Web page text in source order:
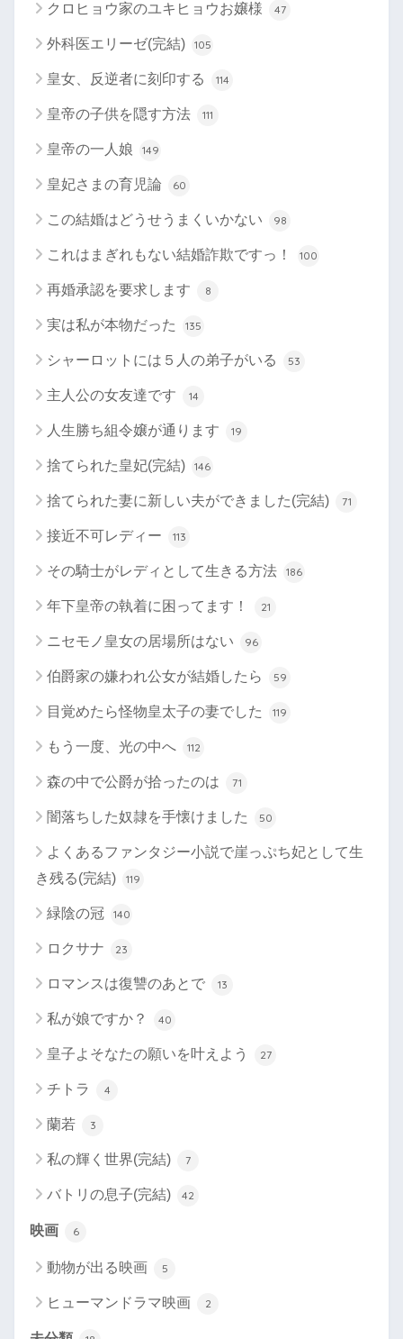
クロヒョウ家のユキヒョウお嬢様 47
外科医エリーゼ(完結) 105
皇女、反逆者に刻印する 114
皇帝の子供を隠す方法 111
皇帝の一人娘 149
皇妃さまの育児論 60
この結婚はどうせうまくいかない 98
これはまぎれもない結婚詐欺ですっ！ 100
再婚承認を要求します 8
実は私が本物だった 135
シャーロットには５人の弟子がいる 53
主人公の女友達です 14
人生勝ち組令嬢が通ります 19
捨てられた皇妃(完結) 146
捨てられた妻に新しい夫ができました(完結) 71
接近不可レディー 113
その騎士がレディとして生きる方法 186
年下皇帝の執着に困ってます！ 21
ニセモノ皇女の居場所はない 96
伯爵家の嫌われ公女が結婚したら 59
目覚めたら怪物皇太子の妻でした 119
もう一度、光の中へ 112
森の中で公爵が拾ったのは 71
闇落ちした奴隷を手懐けました 50
よくあるファンタジー小説で崖っぷち妃として生
き残る(完結)
119
緑陰の冠 140
ロクサナ 23
ロマンスは復讐のあとで 13
私が娘ですか？ 40
皇子よそなたの願いを叶えよう 27
チトラ 4
蘭若 3
私の輝く世界(完結) 7
バトリの息子(完結) 42
映画 6
動物が出る映画 5
ヒューマンドラマ映画 2